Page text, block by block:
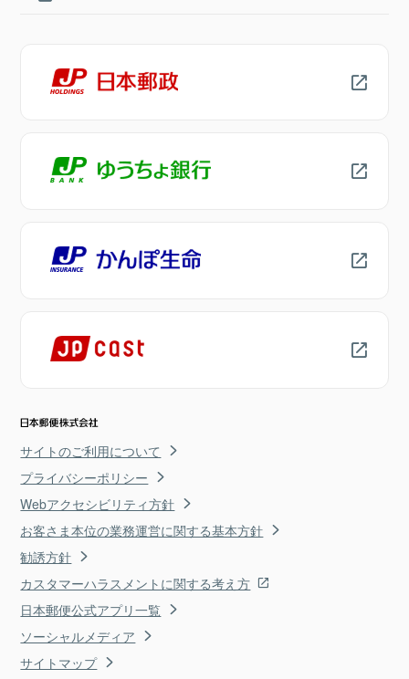
サイトのご利用について
プライバシーポリシー
Webアクセシビリティ方針
お客さま本位の業務運営に関する基本方針
勧誘方針
カスタマーハラスメントに関する考え方
日本郵便公式アプリ一覧
ソーシャルメディア
サイトマップ